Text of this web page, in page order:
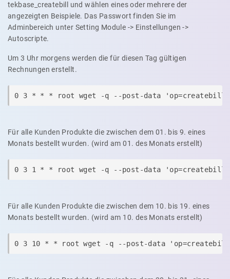
tekbase_createbill und wählen eines oder mehrere der
angezeigten Beispiele. Das Passwort finden Sie im
Adminbereich unter Setting Module -> Einstellungen ->
Autoscripte.
Um 3 Uhr morgens werden die für diesen Tag gültigen
Rechnungen erstellt.
0 3 * * * root wget -q --post-data
Für alle Kunden Produkte die zwischen dem 01. bis 9. eines
Monats bestellt wurden. (wird am 01. des Monats erstellt)
0 3 1 * * root wget -q --post-data
Für alle Kunden Produkte die zwischen dem 10. bis 19. eines
Monats bestellt wurden. (wird am 10. des Monats erstellt)
0 3 10 * * root wget -q --post-data